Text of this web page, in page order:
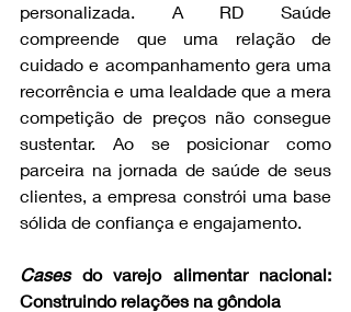
personalizada. A RD Saúde
compreende que uma relação de
cuidado e acompanhamento gera uma
recorrência e uma lealdade que a mera
competição de preços não consegue
sustentar. Ao se posicionar como
parceira na jornada de saúde de seus
clientes, a empresa constrói uma base
sólida de confiança e engajamento.
Cases do varejo alimentar nacional:
Construindo relações na gôndola